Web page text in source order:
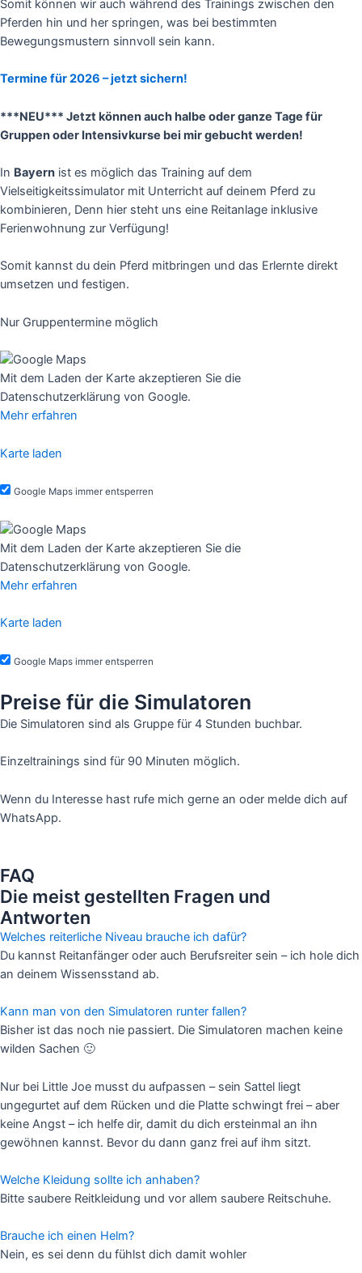
Somit können wir auch während des Trainings zwischen den
Pferden hin und her springen, was bei bestimmten
Bewegungsmustern sinnvoll sein kann.
Termine für 2026 – jetzt sichern!
***NEU*** Jetzt können auch halbe oder ganze Tage für
Gruppen oder Intensivkurse bei mir gebucht werden!
In Bayern ist es möglich das Training auf dem
Vielseitigkeitssimulator mit Unterricht auf deinem Pferd zu
kombinieren, Denn hier steht uns eine Reitanlage inklusive
Ferienwohnung zur Verfügung!
Somit kannst du dein Pferd mitbringen und das Erlernte direkt
umsetzen und festigen.
Nur Gruppentermine möglich
Mit dem Laden der Karte akzeptieren Sie die
Datenschutzerklärung von Google.
Mehr erfahren
Karte laden
Google Maps immer entsperren
Mit dem Laden der Karte akzeptieren Sie die
Datenschutzerklärung von Google.
Mehr erfahren
Karte laden
Google Maps immer entsperren
Preise für die Simulatoren
Die Simulatoren sind als Gruppe für 4 Stunden buchbar.
Einzeltrainings sind für 90 Minuten möglich.
Wenn du Interesse hast rufe mich gerne an oder melde dich auf
WhatsApp.
FAQ
Die meist gestellten Fragen und
Antworten
Welches reiterliche Niveau brauche ich dafür?
Du kannst Reitanfänger oder auch Berufsreiter sein – ich hole dich
an deinem Wissensstand ab.
Kann man von den Simulatoren runter fallen?
Bisher ist das noch nie passiert. Die Simulatoren machen keine
wilden Sachen 🙂
Nur bei Little Joe musst du aufpassen – sein Sattel liegt
ungegurtet auf dem Rücken und die Platte schwingt frei – aber
keine Angst – ich helfe dir, damit du dich ersteinmal an ihn
gewöhnen kannst. Bevor du dann ganz frei auf ihm sitzt.
Welche Kleidung sollte ich anhaben?
Bitte saubere Reitkleidung und vor allem saubere Reitschuhe.
Brauche ich einen Helm?
Nein, es sei denn du fühlst dich damit wohler